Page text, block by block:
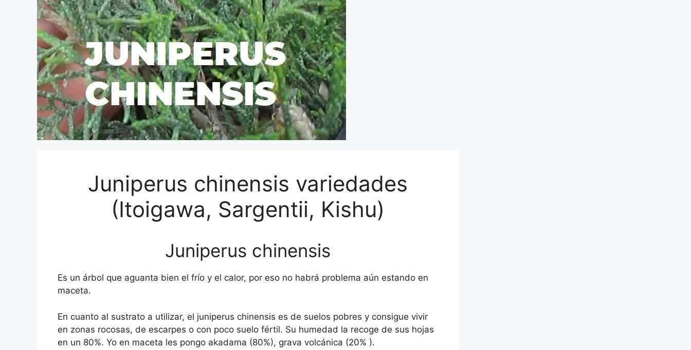
Juniperus chinensis variedades
(Itoigawa, Sargentii, Kishu)
Juniperus chinensis
Es un árbol que aguanta bien el frío y el calor, por eso no habrá problema aún estando en
maceta.
En cuanto al sustrato a utilizar, el juniperus chinensis es de suelos pobres y consigue vivir
en zonas rocosas, de escarpes o con poco suelo fértil. Su humedad la recoge de sus hojas
en un 80%. Yo en maceta les pongo akadama (80%), grava volcánica (20% ).